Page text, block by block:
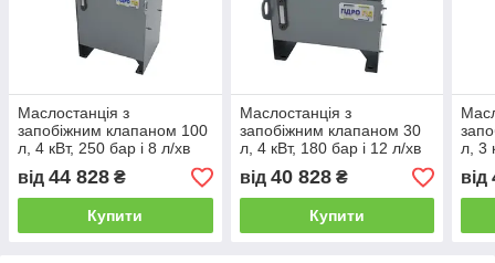
Маслостанція з
запобіжним клапаном 100
л, 4 кВт, 250 бар і 8 л/хв
від 44 828 ₴
Купити
Маслостанція з
запобіжним клапаном 30
л, 4 кВт, 180 бар і 12 л/хв
від 40 828₴
Купити
л, 3
від